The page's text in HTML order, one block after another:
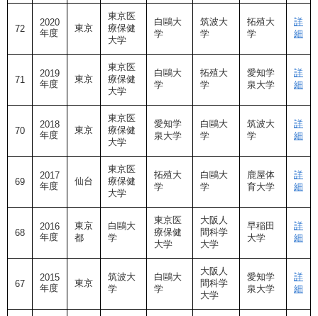
72
2020
年度
東京
東京医
療保健
大学
白鷗大
学
筑波大
学
拓殖大
学
詳
細
71
2019
年度
東京
東京医
療保健
大学
白鷗大
学
拓殖大
学
愛知学
泉大学
詳
細
70
2018
年度
東京
東京医
療保健
大学
愛知学
泉大学
白鷗大
学
筑波大
学
詳
細
69
2017
年度
仙台
東京医
療保健
大学
拓殖大
学
白鷗大
学
鹿屋体
育大学
詳
細
68
2016
年度
東京
都
白鷗大
学
東京医
療保健
大学
大阪人
間科学
大学
早稲田
大学
詳
細
67
2015
年度
東京
筑波大
学
白鷗大
学
大阪人
間科学
大学
愛知学
泉大学
詳
細